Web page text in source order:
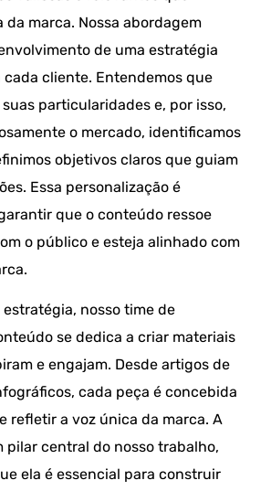
da marca. Nossa abordagem
de uma estratégia
cada cliente. Entendemos que
particularidades e, por isso,
o mercado, identificamos
objetivos claros que guiam
Essa personalização é
que o conteúdo ressoe
o público e esteja alinhado com
nosso time de
se dedica a criar materiais
e engajam. Desde artigos de
cada peça é concebida
refletir a voz única da marca. A
central do nosso trabalho,
ela é essencial para construir